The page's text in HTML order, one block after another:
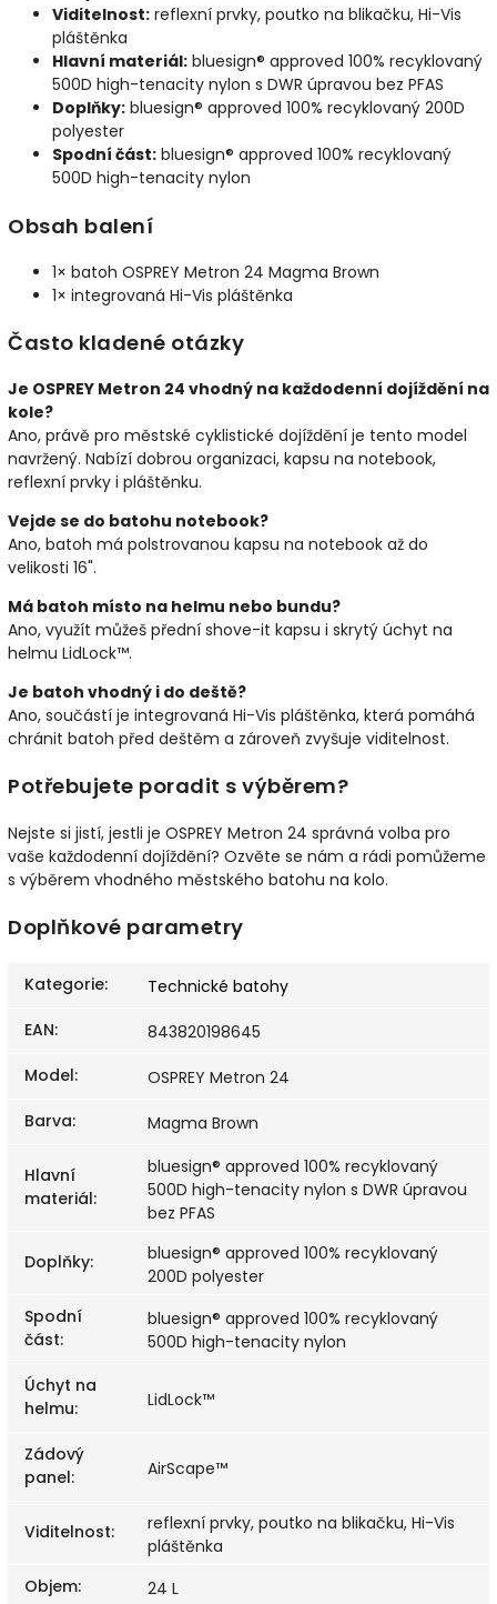
Viditelnost: reflexní prvky, poutko na blikačku, Hi-Vis
pláštěnka
Hlavní materiál: bluesign® approved 100% recyklovaný
500D high-tenacity nylon s DWR úpravou bez PFAS
Doplňky: bluesign® approved 100% recyklovaný 200D
polyester
Spodní část: bluesign® approved 100% recyklovaný
500D high-tenacity nylon
Obsah balení
1× batoh OSPREY Metron 24 Magma Brown
1× integrovaná Hi-Vis pláštěnka
Často kladené otázky
Je OSPREY Metron 24 vhodný na každodenní dojíždění na
kole?
Ano, právě pro městské cyklistické dojíždění je tento model
navržený. Nabízí dobrou organizaci, kapsu na notebook,
reflexní prvky i pláštěnku.
Vejde se do batohu notebook?
Ano, batoh má polstrovanou kapsu na notebook až do
velikosti 16".
Má batoh místo na helmu nebo bundu?
Ano, využít můžeš přední shove-it kapsu i skrytý úchyt na
helmu LidLock™.
Je batoh vhodný i do deště?
Ano, součástí je integrovaná Hi-Vis pláštěnka, která pomáhá
chránit batoh před deštěm a zároveň zvyšuje viditelnost.
Potřebujete poradit s výběrem?
Nejste si jistí, jestli je OSPREY Metron 24 správná volba pro
vaše každodenní dojíždění? Ozvěte se nám a rádi pomůžeme
s výběrem vhodného městského batohu na kolo.
Doplňkové parametry
Kategorie:
Technické batohy
EAN:
843820198645
Model:
OSPREY Metron 24
Barva: Magma Brown
Hlavní
materiál:
bluesign® approved 100% recyklovaný
500D high-tenacity nylon s DWR úpravou
bez PFAS
Doplňky:
bluesign® approved 100% recyklovaný
200D polyester
Spodní
část:
bluesign® approved 100% recyklovaný
500D high-tenacity nylon
Úchyt na
helmu: LidLock™
Zádový
panel: AirScape™
Viditelnost:
reflexní prvky, poutko na blikačku, Hi-Vis
pláštěnka
Objem:
24 L